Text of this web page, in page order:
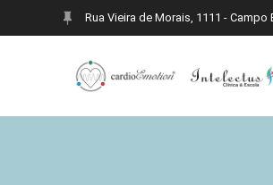
Rua Vieira de Morais, 1111 - Campo